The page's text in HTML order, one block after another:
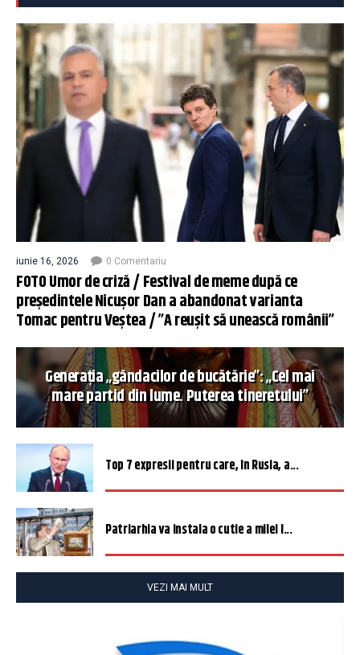
iunie 16, 2026 0 Comentariu
FOTO Umor de criză / Festival de meme după ce
președintele Nicușor Dan a abandonat varianta
Tomac pentru Veștea / ”A reușit să unească românii”
Generația „gândacilor de bucătărie”: „Cel mai
mare partid din lume. Puterea tineretului”
Top 7 expresii pentru care, în Rusia, a...
Patriarhia va instala o cutie a milei î...
VEZI MAI MULT